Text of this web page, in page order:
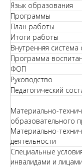
Язык образования
Программы
План работы
Итоги работы
Внутренняя
Программа
ФОП
Руководство
Педагогический
Материально-
образовательного
Материально-
деятельности
Специальные
инвалидами и